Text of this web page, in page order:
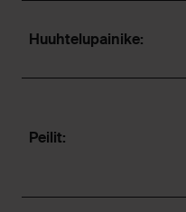
Huuhtelupainike:
Peilit: